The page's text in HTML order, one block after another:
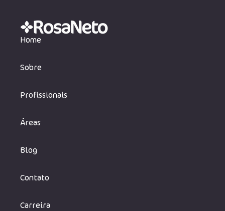
Home
Sobre
Profissionais
Áreas
Blog
Contato
Carreira